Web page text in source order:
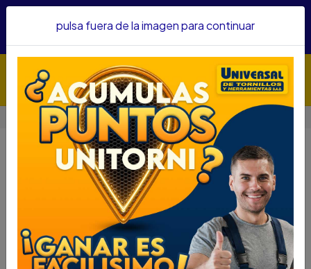
confianza&nbsp;Recibe un KIT PARRILLERO por compras
Inicio TORNILLERIA VARILLAS
VARILLAS
Filtros
pulsa fuera de la imagen para continuar